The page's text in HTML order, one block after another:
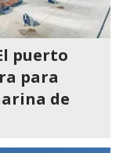
puerto
para
de